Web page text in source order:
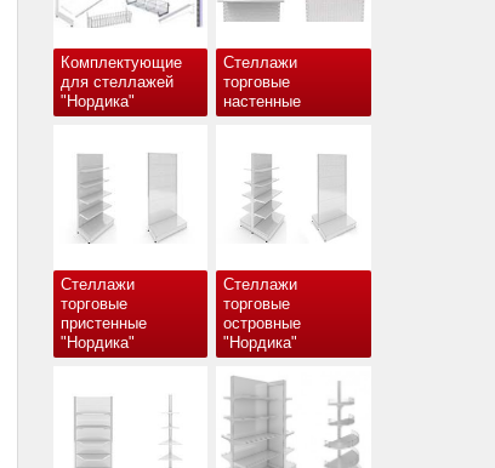
Комплектующие
для стеллажей
"Нордика"
Стеллажи
торговые
настенные
Стеллажи
торговые
пристенные
"Нордика"
Стеллажи
торговые
островные
"Нордика"